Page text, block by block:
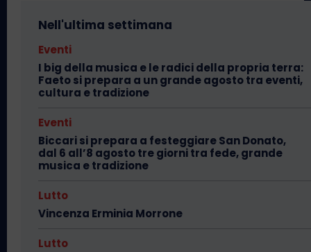
Nell'ultima settimana
Eventi
I big della musica e le radici della propria terra:
Faeto si prepara a un grande agosto tra eventi,
cultura e tradizione
Eventi
Biccari si prepara a festeggiare San Donato,
dal 6 all’8 agosto tre giorni tra fede, grande
musica e tradizione
Lutto
Vincenza Erminia Morrone
Lutto